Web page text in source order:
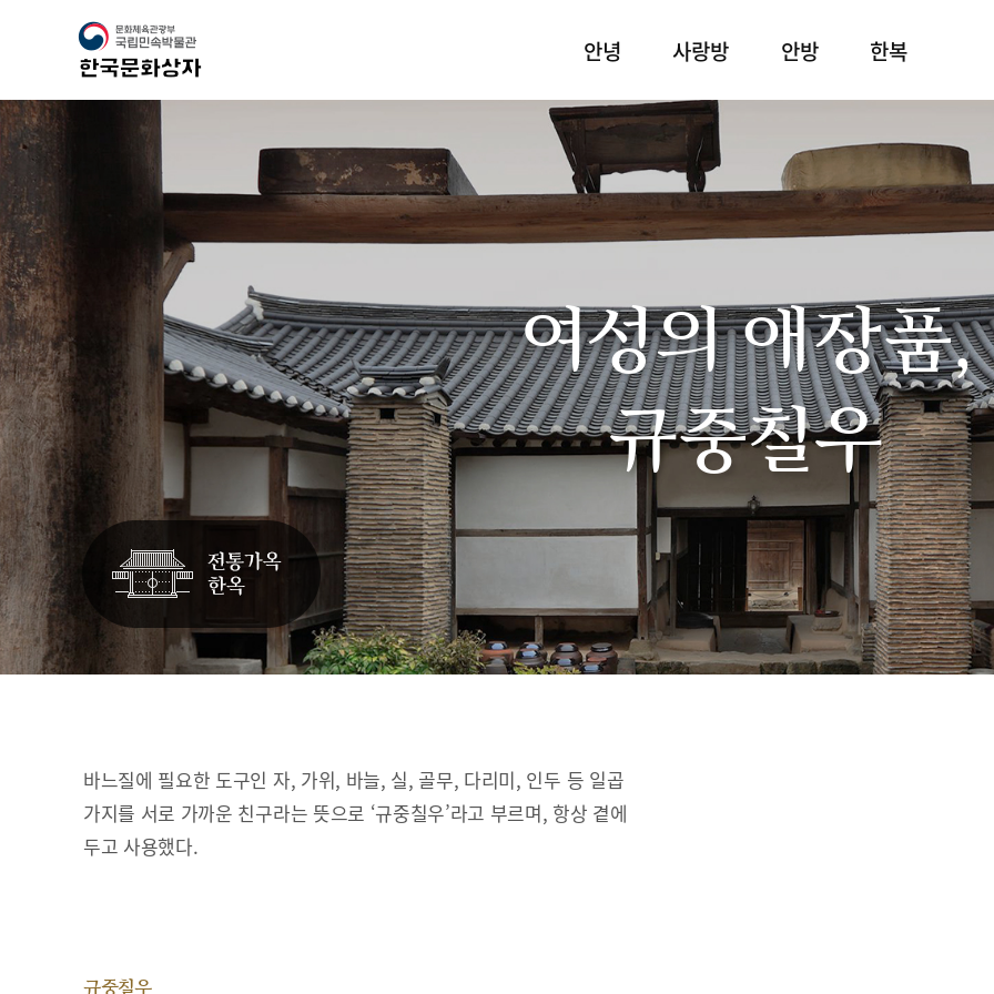
안녕 사랑방 안방 한복
여성의 애장품,
규중칠우
바느질에 필요한 도구인 자, 가위, 바늘, 실, 골무, 다리미, 인두 등 일곱
가지를 서로 가까운 친구라는 뜻으로 ‘규중칠우’라고 부르며, 항상 곁에
두고 사용했다.
규중칠우